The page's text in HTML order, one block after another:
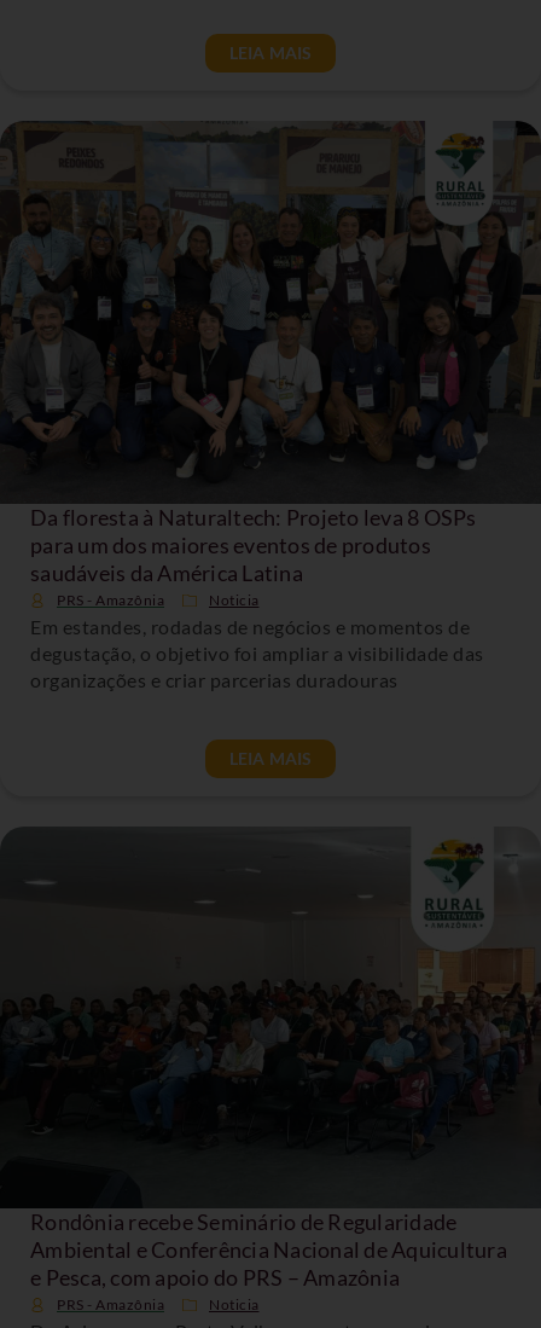
LEIA MAIS
Da floresta à Naturaltech: Projeto leva 8 OSPs
para um dos maiores eventos de produtos
saudáveis da América Latina
PRS - Amazônia Noticia
Em estandes, rodadas de negócios e momentos de
degustação, o objetivo foi ampliar a visibilidade das
organizações e criar parcerias duradouras
LEIA MAIS
Rondônia recebe Seminário de Regularidade
Ambiental e Conferência Nacional de Aquicultura
e Pesca, com apoio do PRS – Amazônia
PRS - Amazônia Noticia